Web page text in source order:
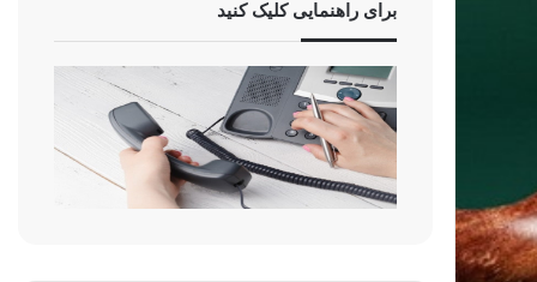
برای راهنمایی کلیک کنید